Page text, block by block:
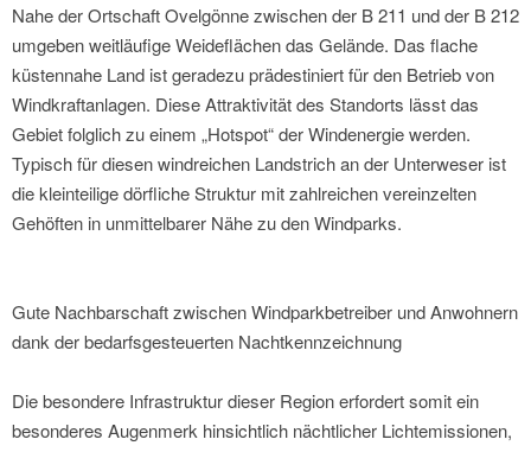
Nahe der Ortschaft Ovelgönne zwischen der B 211 und der B 212
umgeben weitläufige Weideflächen das Gelände. Das flache
küstennahe Land ist geradezu prädestiniert für den Betrieb von
Windkraftanlagen. Diese Attraktivität des Standorts lässt das
Gebiet folglich zu einem „Hotspot“ der Windenergie werden.
Typisch für diesen windreichen Landstrich an der Unterweser ist
die kleinteilige dörfliche Struktur mit zahlreichen vereinzelten
Gehöften in unmittelbarer Nähe zu den Windparks.
Gute Nachbarschaft zwischen Windparkbetreiber und Anwohnern
dank der bedarfsgesteuerten Nachtkennzeichnung
Die besondere Infrastruktur dieser Region erfordert somit ein
besonderes Augenmerk hinsichtlich nächtlicher Lichtemissionen,